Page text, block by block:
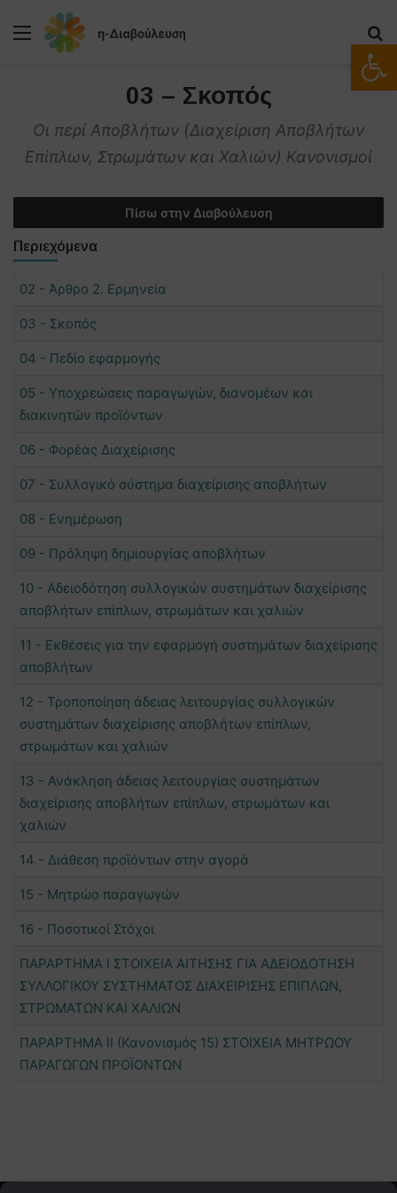
Μενού
03 – Σκοπός
Οι περί Αποβλήτων (Διαχείριση Αποβλήτων
Επίπλων, Στρωμάτων και Χαλιών) Κανονισμοί
Πίσω στην Διαβούλευση
Περιεχόμενα
02 - Άρθρο 2. Ερμηνεία
03 - Σκοπός
04 - Πεδίο εφαρμογής
05 - Υποχρεώσεις παραγωγών, διανομέων και
διακινητών προϊόντων
06 - Φορέας Διαχείρισης
07 - Συλλογικό σύστημα διαχείρισης αποβλήτων
08 - Ενημέρωση
09 - Πρόληψη δημιουργίας αποβλήτων
10 - Αδειοδότηση συλλογικών συστημάτων διαχείρισης
αποβλήτων επίπλων, στρωμάτων και χαλιών
11 - Εκθέσεις για την εφαρμογή συστημάτων διαχείρισης
αποβλήτων
12 - Τροποποίηση άδειας λειτουργίας συλλογικών
συστημάτων διαχείρισης αποβλήτων επίπλων,
στρωμάτων και χαλιών
13 - Ανάκληση άδειας λειτουργίας συστημάτων
διαχείρισης αποβλήτων επίπλων, στρωμάτων και
χαλιών
14 - Διάθεση προϊόντων στην αγορά
15 - Μητρώο παραγωγών
16 - Ποσοτικοί Στόχοι
ΠΑΡΑΡΤΗΜΑ Ι ΣΤΟΙΧΕΙΑ ΑΙΤΗΣΗΣ ΓΙΑ ΑΔΕΙΟΔΟΤΗΣΗ
ΣΥΛΛΟΓΙΚΟΥ ΣΥΣΤΗΜΑΤΟΣ ΔΙΑΧΕΙΡΙΣΗΣ ΕΠΙΠΛΩΝ,
ΣΤΡΩΜΑΤΩΝ ΚΑΙ ΧΑΛΙΩΝ
ΠΑΡΑΡΤΗΜΑ ΙΙ (Κανονισμός 15) ΣΤΟΙΧΕΙΑ ΜΗΤΡΩΟΥ
ΠΑΡΑΓΩΓΩΝ ΠΡΟΪΟΝΤΩΝ